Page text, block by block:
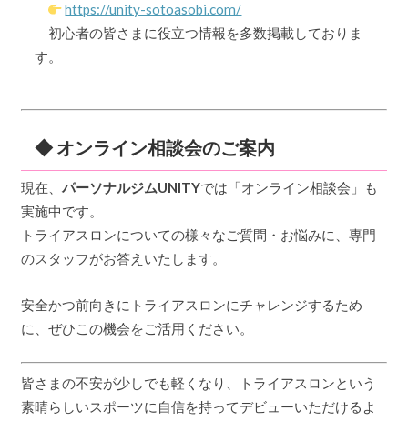
https://unity-sotoasobi.com/
初心者の皆さまに役立つ情報を多数掲載しておりま
す。
◆ オンライン相談会のご案内
現在、 パーソナルジムUNITYでは「オンライン相談会」も
実施中です。
トライアスロンについての様々なご質問・お悩みに、専門
のスタッフがお答えいたします。
安全かつ前向きにトライアスロンにチャレンジするため
に、ぜひこの機会をご活用ください。
皆さまの不安が少しでも軽くなり、トライアスロンという
素晴らしいスポーツに自信を持ってデビューいただけるよ